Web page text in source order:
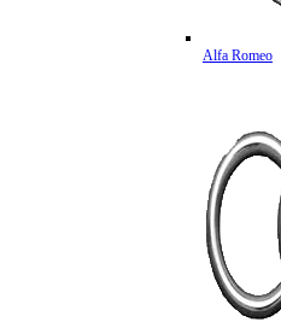
Alfa Romeo